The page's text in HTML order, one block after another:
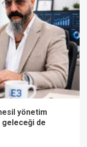
yönetim
de